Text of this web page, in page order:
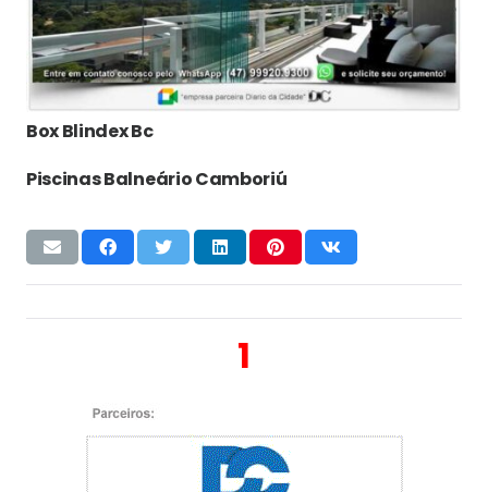
Box Blindex Bc
Piscinas Balneário Camboriú
1